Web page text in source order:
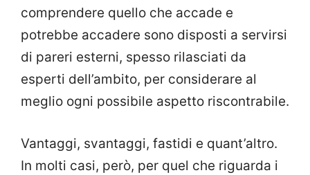
comprendere quello che accade e
potrebbe accadere sono disposti a servirsi
di pareri esterni, spesso rilasciati da
esperti dell’ambito, per considerare al
meglio ogni possibile aspetto riscontrabile.
Vantaggi, svantaggi, fastidi e quant’altro.
In molti casi, però, per quel che riguarda i